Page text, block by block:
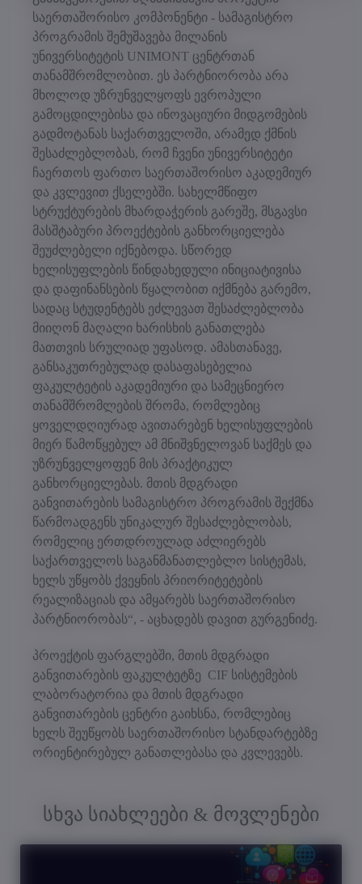
საერთაშორისო კომპონენტი - სამაგისტრო
პროგრამის შემუშავება მილანის
უნივერსიტეტის UNIMONT ცენტრთან
თანამშრომლობით. ეს პარტნიორობა არა
მხოლოდ უზრუნველყოფს ევროპული
გამოცდილებისა და ინოვაციური მიდგომების
გადმოტანას საქართველოში, არამედ ქმნის
შესაძლებლობას, რომ ჩვენი უნივერსიტეტი
ჩაერთოს ფართო საერთაშორისო აკადემიურ
და კვლევით ქსელებში. სახელმწიფო
სტრუქტურების მხარდაჭერის გარეშე, მსგავსი
მასშტაბური პროექტების განხორციელება
შეუძლებელი იქნებოდა. სწორედ
ხელისუფლების წინდახედული ინიციატივისა
და დაფინანსების წყალობით იქმნება გარემო,
სადაც სტუდენტებს ეძლევათ შესაძლებლობა
მიიღონ მაღალი ხარისხის განათლება
მათთვის სრულიად უფასოდ. ამასთანავე,
განსაკუთრებულად დასაფასებელია
ფაკულტეტის აკადემიური და სამეცნიერო
თანამშრომლების შრომა, რომლებიც
ყოველდღიურად ავითარებენ ხელისუფლების
მიერ წამოწყებულ ამ მნიშვნელოვან საქმეს და
უზრუნველყოფენ მის პრაქტიკულ
განხორციელებას. მთის მდგრადი
განვითარების სამაგისტრო პროგრამის შექმნა
წარმოადგენს უნიკალურ შესაძლებლობას,
რომელიც ერთდროულად აძლიერებს
საქართველოს საგანმანათლებლო სისტემას,
ხელს უწყობს ქვეყნის პრიორიტეტების
რეალიზაციას და ამყარებს საერთაშორისო
პარტნიორობას“, - აცხადებს დავით გურგენიძე.
პროექტის ფარგლებში, მთის მდგრადი
განვითარების ფაკულტეტზე CIF სისტემების
ლაბორატორია და მთის მდგრადი
განვითარების ცენტრი გაიხსნა, რომლებიც
ხელს შეუწყობს საერთაშორისო სტანდარტებზე
ორიენტირებულ განათლებასა და კვლევებს.
სხვა სიახლეები & მოვლენები